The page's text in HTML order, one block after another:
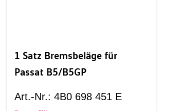
1 Satz Bremsbeläge für
Passat B5/B5GP
Art.-Nr.: 4B0 698 451 E